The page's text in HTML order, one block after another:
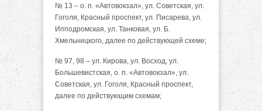
№ 13 – о. п. «Автовокзал», ул. Советская, ул.
Гоголя, Красный проспект, ул. Писарева, ул.
Ипподромская, ул. Танковая, ул. Б.
Хмельницкого, далее по действующей схеме;
№ 97, 98 – ул. Кирова, ул. Восход, ул.
Большевистская, о. п. «Автовокзал», ул.
Советская, ул. Гоголя, Красный проспект,
далее по действующим схемам;